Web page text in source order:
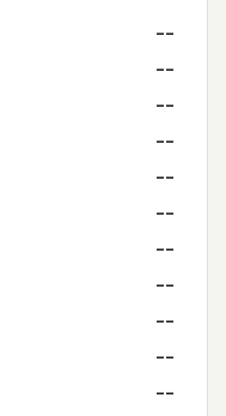
--
--
--
--
--
--
--
--
--
--
--